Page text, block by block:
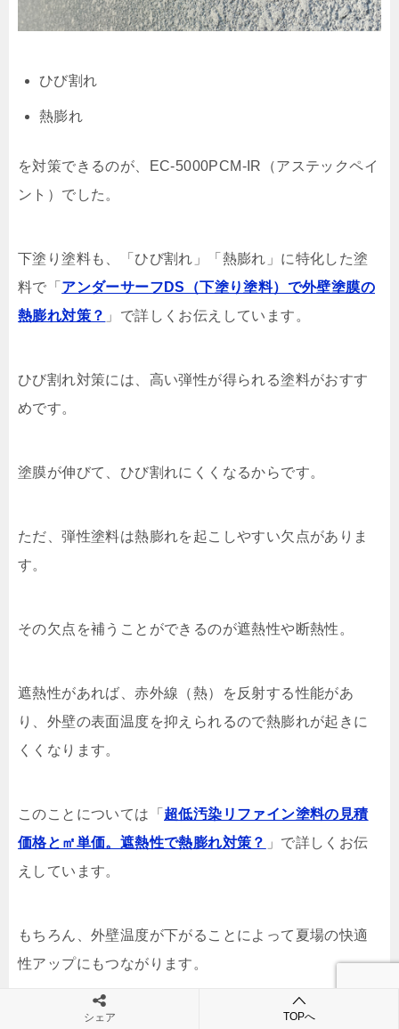
ひび割れ
熱膨れ
を対策できるのが、EC-5000PCM-IR（アステックペイ
ント）でした。
下塗り塗料も、「ひび割れ」「熱膨れ」に特化した塗
料で「 アンダーサーフDS（下塗り塗料）で外壁塗膜の
熱膨れ対策？ 」で詳しくお伝えしています。
ひび割れ対策には、高い弾性が得られる塗料がおすす
めです。
塗膜が伸びて、ひび割れにくくなるからです。
ただ、弾性塗料は熱膨れを起こしやすい欠点がありま
す。
その欠点を補うことができるのが遮熱性や断熱性。
遮熱性があれば、赤外線（熱）を反射する性能があ
り、外壁の表面温度を抑えられるので熱膨れが起きに
くくなります。
このことについては「 超低汚染リファイン塗料の見積
価格と㎡単価。遮熱性で熱膨れ対策？ 」で詳しくお伝
えしています。
もちろん、外壁温度が下がることによって夏場の快適
性アップにもつながります。
シェア TOPへ